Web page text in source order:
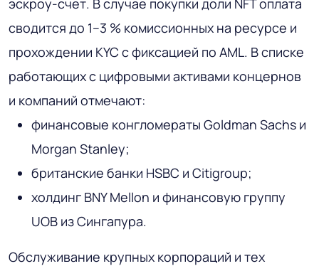
эскроу-счет. В случае покупки доли NFT оплата
сводится до 1–3 % комиссионных на ресурсе и
прохождении KYC с фиксацией по AML. В списке
работающих с цифровыми активами концернов
и компаний отмечают:
финансовые конгломераты Goldman Sachs и
Morgan Stanley;
британские банки HSBC и Citigroup;
холдинг BNY Mellon и финансовую группу
UOB из Сингапура.
Обслуживание крупных корпораций и тех